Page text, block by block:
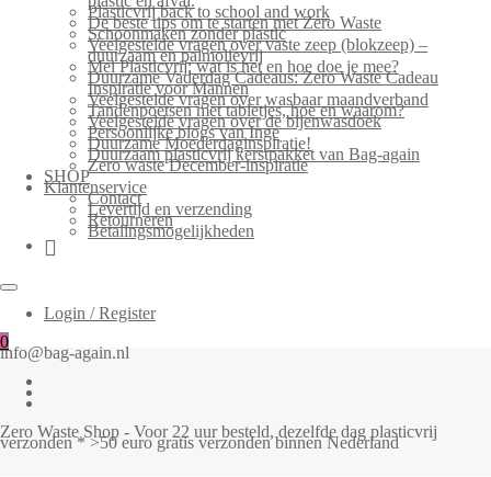
Plasticvrij back to school and work
De beste tips om te starten met Zero Waste
Schoonmaken zonder plastic
Veelgestelde vragen over vaste zeep (blokzeep) –
duurzaam en palmolievrij
Mei Plasticvrij: wat is het en hoe doe je mee?
Duurzame Vaderdag Cadeaus: Zero Waste Cadeau
Inspiratie voor Mannen
Veelgestelde vragen over wasbaar maandverband
Tandenpoetsen met tabletjes, hoe en waarom?
Veelgestelde vragen over de bijenwasdoek
Persoonlijke blogs van Inge
Duurzame Moederdaginspiratie!
Duurzaam plasticvrij kerstpakket van Bag-again
Zero waste December-inspiratie
SHOP
Klantenservice
Contact
Levertijd en verzending
Retourneren
Betalingsmogelijkheden
Login / Register
0
info@bag-again.nl
Zero Waste Shop - Voor 22 uur besteld, dezelfde dag plasticvrij
verzonden * >50 euro gratis verzonden binnen Nederland